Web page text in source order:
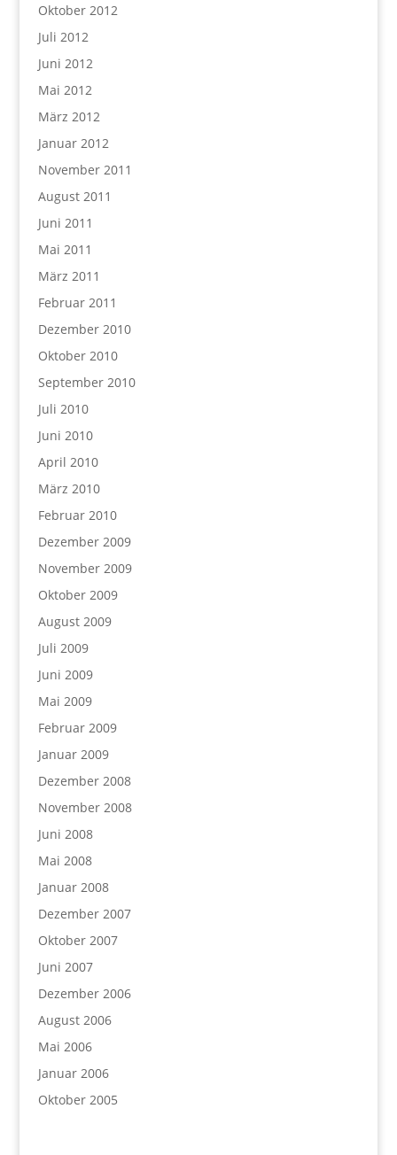
Oktober 2012
Juli 2012
Juni 2012
Mai 2012
März 2012
Januar 2012
November 2011
August 2011
Juni 2011
Mai 2011
März 2011
Februar 2011
Dezember 2010
Oktober 2010
September 2010
Juli 2010
Juni 2010
April 2010
März 2010
Februar 2010
Dezember 2009
November 2009
Oktober 2009
August 2009
Juli 2009
Juni 2009
Mai 2009
Februar 2009
Januar 2009
Dezember 2008
November 2008
Juni 2008
Mai 2008
Januar 2008
Dezember 2007
Oktober 2007
Juni 2007
Dezember 2006
August 2006
Mai 2006
Januar 2006
Oktober 2005